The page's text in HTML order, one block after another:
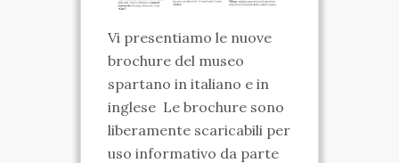
Vi presentiamo le nuove
brochure del museo
spartano in italiano e in
inglese Le brochure sono
liberamente scaricabili per
uso informativo da parte